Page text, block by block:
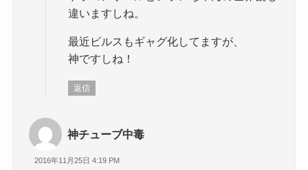
違いますしね。
最近ビルスもギャグ化してますが、
神ですしね！
返信
神チューブ中毒
2016年11月25日 4:19 PM